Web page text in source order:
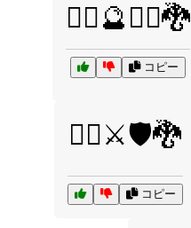
🧙‍♀️🔮🧝‍♂️🐉
コピー
🧙‍♂️⚔️🛡️🐉
コピー